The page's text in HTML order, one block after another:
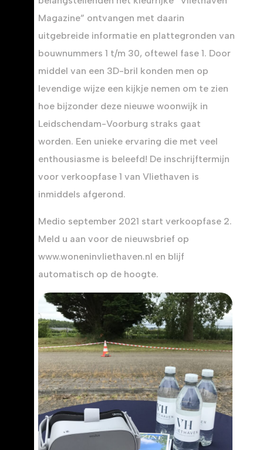
Magazine” ontvangen met daarin
uitgebreide informatie en plattegronden van
bouwnummers 1 t/m 30, oftewel fase 1. Door
middel van een 3D-bril konden men op
levendige wijze een kijkje nemen om te zien
hoe bijzonder deze nieuwe woonwijk in
Leidschendam-Voorburg straks gaat
worden. Een unieke ervaring die met veel
enthousiasme is beleefd! De inschrijftermijn
voor verkoopfase 1 van Vliethaven is
inmiddels afgerond.
Medio september 2021 start verkoopfase 2.
Meld u aan voor de nieuwsbrief op
www.woneninvliethaven.nl en blijf
automatisch op de hoogte.